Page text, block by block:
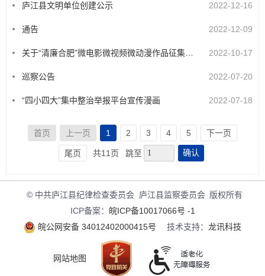
庐江县文明单位创建公示 2022-12-16
通告 2022-12-09
2022-10-17
巡察公告 2022-07-20
“四小四大”集中整治举报平台宣传漫画 2022-07-18
首页 上一页 1 2 3 4 5 下一页
尾页 共11页 跳至 确认
© 中共庐江县纪律检查委员会 庐江县监察委员会 版权所有
ICP备案： 皖ICP备10017066号 -1
皖公网安备 34012402000415号
技术支持： 龙讯科技
网站地图